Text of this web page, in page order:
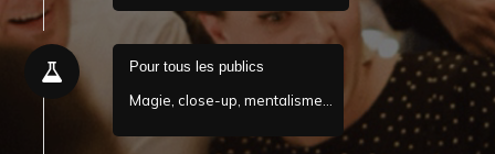
Pour tous les publics
Magie, close-up, mentalisme…